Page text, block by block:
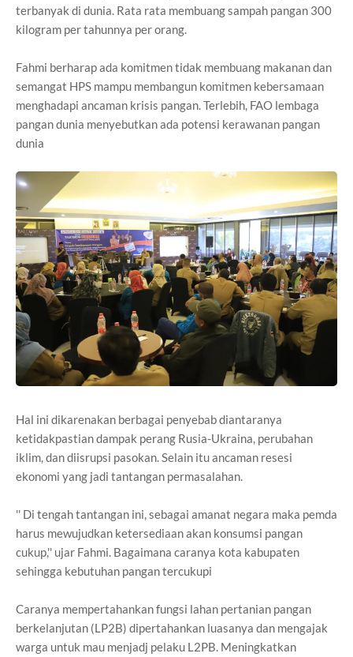
terbanyak di dunia. Rata rata membuang sampah pangan 300
kilogram per tahunnya per orang.
Fahmi berharap ada komitmen tidak membuang makanan dan
semangat HPS mampu membangun komitmen kebersamaan
menghadapi ancaman krisis pangan. Terlebih, FAO lembaga
pangan dunia menyebutkan ada potensi kerawanan pangan
dunia
Hal ini dikarenakan berbagai penyebab diantaranya
ketidakpastian dampak perang Rusia-Ukraina, perubahan
iklim, dan diisrupsi pasokan. Selain itu ancaman resesi
ekonomi yang jadi tantangan permasalahan.
'' Di tengah tantangan ini, sebagai amanat negara maka pemda
harus mewujudkan ketersediaan akan konsumsi pangan
cukup,'' ujar Fahmi. Bagaimana caranya kota kabupaten
sehingga kebutuhan pangan tercukupi
Caranya mempertahankan fungsi lahan pertanian pangan
berkelanjutan (LP2B) dipertahankan luasanya dan mengajak
warga untuk mau menjadj pelaku L2PB. Meningkatkan